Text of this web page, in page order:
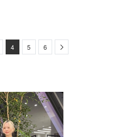
4 5 6 Next